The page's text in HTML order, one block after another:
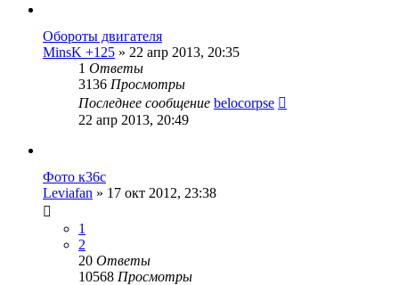
Обороты двигателя
MinsK +125 » 22 апр 2013, 20:35
1 Ответы
3136 Просмотры
Последнее сообщение belocorpse
22 апр 2013, 20:49
Фото к36с
Leviafan » 17 окт 2012, 23:38
1
2
20 Ответы
10568 Просмотры